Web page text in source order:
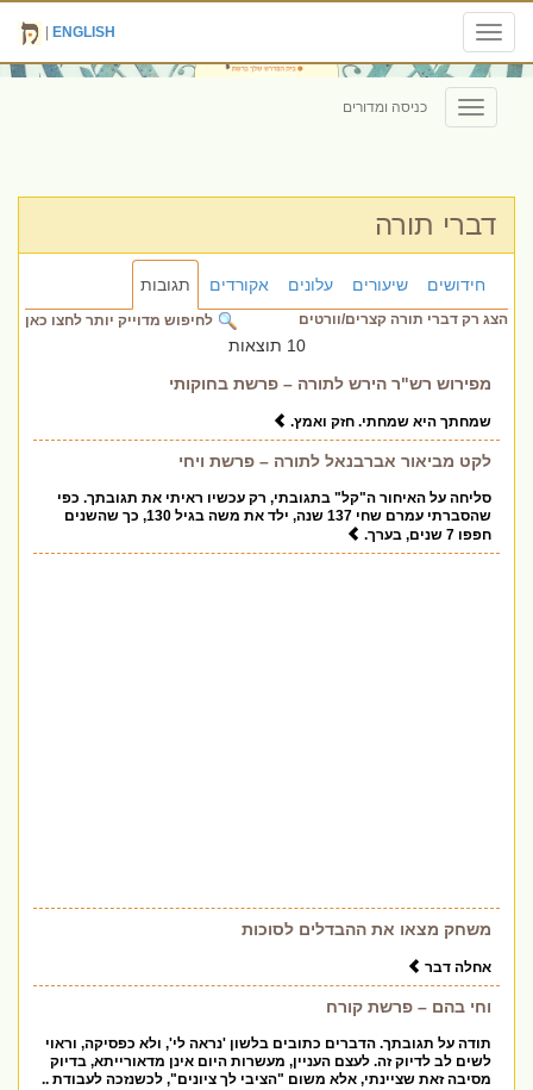
Toggle
navigation
ENGLISH
Toggle
navigation
כניסה ומדורים
דברי תורה
חידושים שיעורים עלונים אקורדים תגובות
לחיפוש מדוייק יותר לחצו כאן הצג רק דברי תורה קצרים/וורטים
10 תוצאות
מפירוש רש"ר הירש לתורה – פרשת בחוקותי
שמחתך היא שמחתי. חזק ואמץ.
לקט מביאור אברבנאל לתורה – פרשת ויחי
סליחה על האיחור ה"קל" בתגובתי, רק עכשיו ראיתי את תגובתך. כפי
שהסברתי עמרם שחי 137 שנה, ילד את משה בגיל 130, כך שהשנים
חפפו 7 שנים, בערך.
משחק מצאו את ההבדלים לסוכות
אחלה דבר
וחי בהם – פרשת קורח
תודה על תגובתך. הדברים כתובים בלשון 'נראה לי', ולא כפסיקה, וראוי
לשים לב לדיוק זה. לעצם העניין, מעשרות היום אינן מדאורייתא, בדיוק
מסיבה זאת שציינתי, אלא משום "הציבי לך ציונים", לכשנזכה לעבודת ..